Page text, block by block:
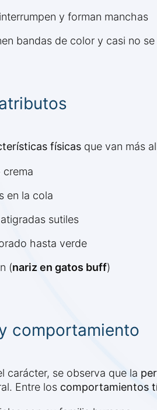
y forman manchas
bandas de color y casi no
físicas que van más
crema
en la cola
sutiles
hasta verde
(nariz en gatos buff)
comportamiento
carácter, se observa que la
Entre los comportamientos